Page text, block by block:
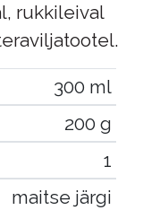
rukkileival
300 ml
200 g
1
maitse järgi